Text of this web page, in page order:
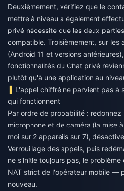
Deuxièmement, vérifiez que le
mettre à niveau a également
privé nécessite que les deux
compatible. Troisièmement, sur les
(Android 11 et versions
fonctionnalités du Chat privé
plutôt qu'à une application au
L'appel chiffré ne parvient pas à
qui fonctionnent
Par ordre de probabilité : redonnez
microphone et de caméra (la mise
moi sur 2 appareils sur 7),
Verrouillage des appels, puis
ne s'initie toujours pas, le
NAT strict de l'opérateur mobile —
nouveau.